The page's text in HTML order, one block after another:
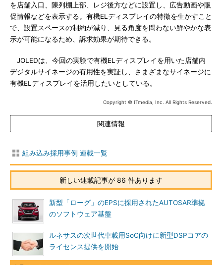
を店舗入口、陳列棚上部、レジ後方などに設置し、広告動画や販
促情報などを表示する。有機ELディスプレイの特徴を生かすこと
で、設置スペースの制約が減り、見る角度を問わない鮮やかな表
示が可能になるため、訴求効果が期待できる。
JOLEDは、今回の実験で有機ELディスプレイを用いた店舗内
デジタルサイネージの有用性を実証し、さまざまなサイネージに
有機ELディスプレイを活用したいとしている。
Copyright © ITmedia, Inc. All Rights Reserved.
関連情報
組み込み採用事例 連載一覧
新しい連載記事が 86 件あります
新型「ローグ」のEPSに採用されたAUTOSAR準拠
のソフトウェア基盤
ルネサスの次世代車載用SoC向けに新型DSPコアの
ライセンス提供を開始